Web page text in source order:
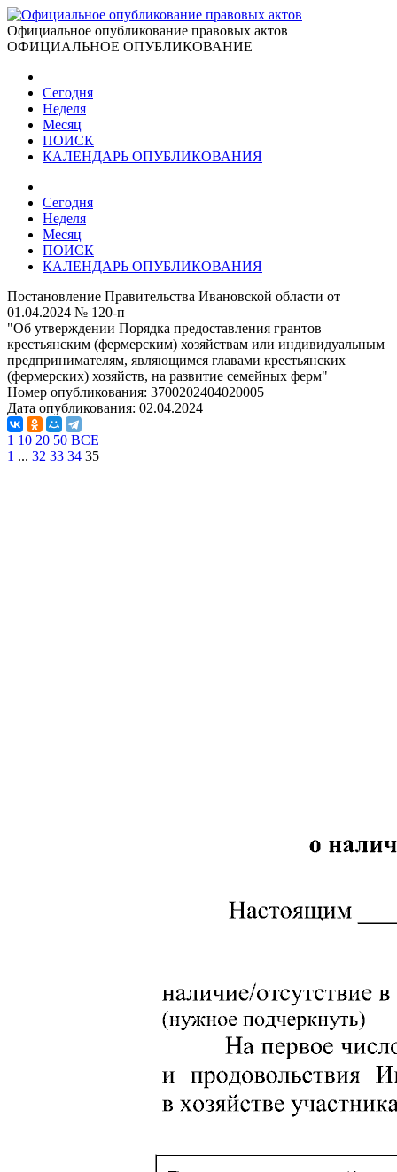
Официальное опубликование правовых актов
ОФИЦИАЛЬНОЕ ОПУБЛИКОВАНИЕ
Сегодня
Неделя
Месяц
ПОИСК
КАЛЕНДАРЬ ОПУБЛИКОВАНИЯ
Сегодня
Неделя
Месяц
ПОИСК
КАЛЕНДАРЬ ОПУБЛИКОВАНИЯ
Постановление Правительства Ивановской области от
01.04.2024 № 120-п
"Об утверждении Порядка предоставления грантов
крестьянским (фермерским) хозяйствам или индивидуальным
предпринимателям, являющимся главами крестьянских
(фермерских) хозяйств, на развитие семейных ферм"
Номер опубликования: 3700202404020005
Дата опубликования: 02.04.2024
1 10 20 50 ВСЕ
1 ... 32 33 34 35